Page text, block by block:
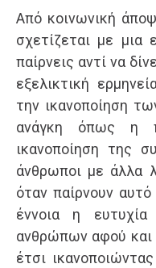
Από κοινωνική
σχετίζεται με μια
παίρνεις αντί να
εξελικτική
την ικανοποίηση
ανάγκη όπως η
ικανοποίηση της
άνθρωποι με άλλα
όταν παίρνουν
έννοια η
ανθρώπων αφού και
έτσι